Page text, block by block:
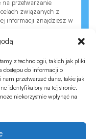
z technologii, takich jak pliki
dostępu do informacji o
przetwarzać dane, takie jak
identyfikatory na tej stronie.
niekorzystnie wpłynąć na
na przetwarzanie
związanych z
informacji znajdziesz w